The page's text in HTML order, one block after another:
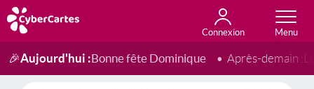
Connexion
Anniversaire
Fête du jour
Amour
Amitié
Merci
Toutes les cartes
🎉Aujourd'hui :Bonne fête Dominique Après-demain :